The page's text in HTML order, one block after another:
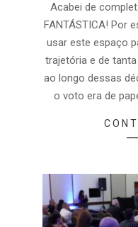
Acabei de
FANTÁSTICA! Por
usar este espaço
trajetória e de
ao longo dessas
o voto era de